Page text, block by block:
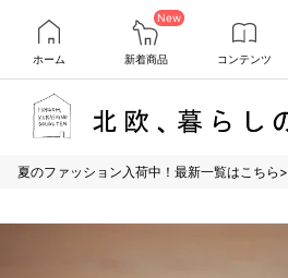
ホーム
New
新着商品 コンテンツ
夏のファッション入荷中！最新一覧はこちら